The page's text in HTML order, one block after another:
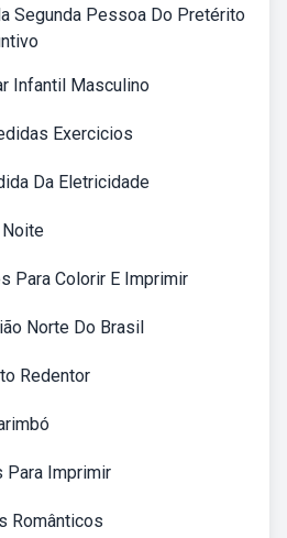
Segunda Pessoa Do Pretérito
Infantil Masculino
Exercicios
Da Eletricidade
Noite
Para Colorir E Imprimir
Norte Do Brasil
Redentor
Para Imprimir
Românticos